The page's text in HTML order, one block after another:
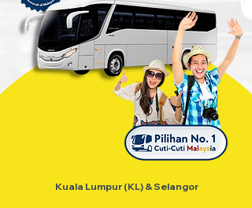
Kuala Lumpur (KL) & Selangor